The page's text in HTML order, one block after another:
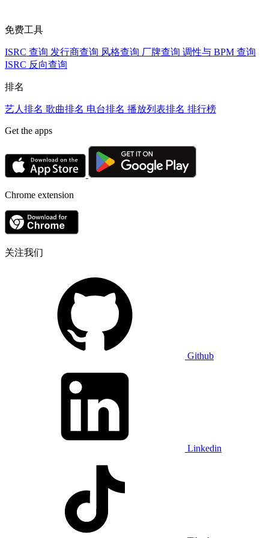
免费工具
ISRC 查询 发行商查询 风格查询 厂牌查询 调性与 BPM 查询
ISRC 反向查询
排名
艺人排名 歌曲排名 电台排名 播放列表排名 排行榜
Get the apps
Chrome extension
关注我们
Github
Linkedin